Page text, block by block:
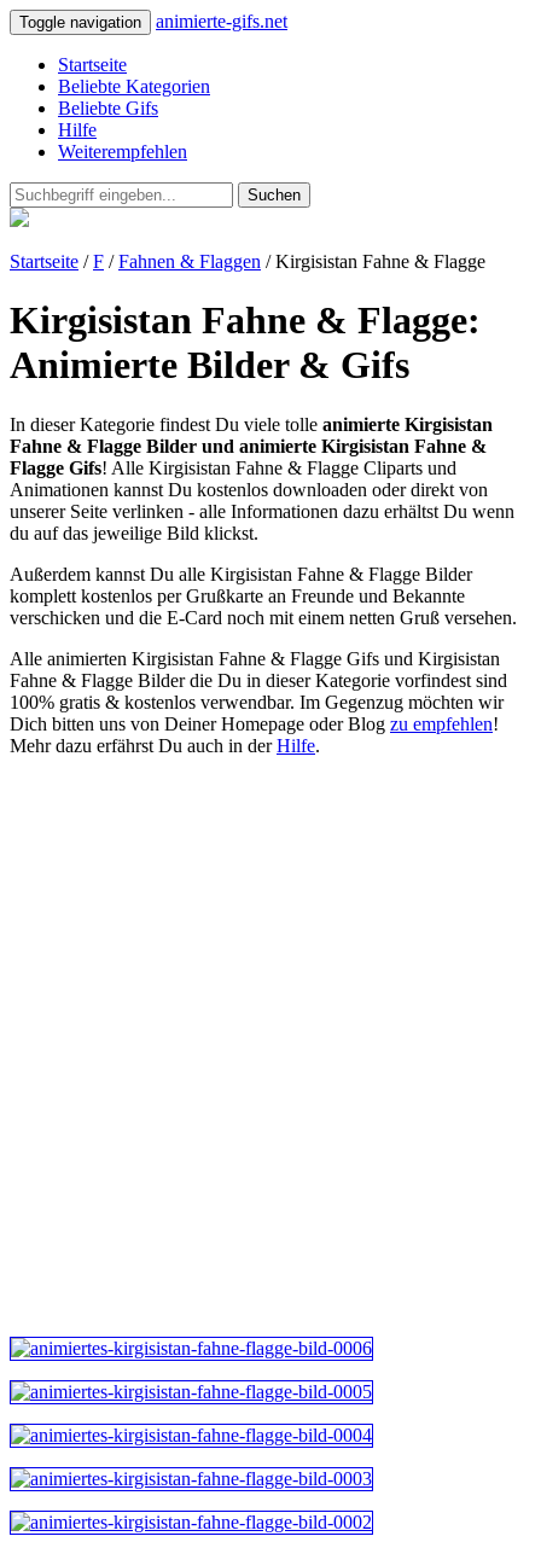
Toggle navigation animierte-gifs.net
Startseite
Beliebte Kategorien
Beliebte Gifs
Hilfe
Weiterempfehlen
Suchen
Startseite /F /Fahnen & Flaggen / Kirgisistan Fahne & Flagge
Kirgisistan Fahne & Flagge:
Animierte Bilder & Gifs
In dieser Kategorie findest Du viele tolle animierte Kirgisistan
Fahne & Flagge Bilder und animierte Kirgisistan Fahne &
Flagge Gifs! Alle Kirgisistan Fahne & Flagge Cliparts und
Animationen kannst Du kostenlos downloaden oder direkt von
unserer Seite verlinken - alle Informationen dazu erhältst Du wenn
du auf das jeweilige Bild klickst.
Außerdem kannst Du alle Kirgisistan Fahne & Flagge Bilder
komplett kostenlos per Grußkarte an Freunde und Bekannte
verschicken und die E-Card noch mit einem netten Gruß versehen.
Alle animierten Kirgisistan Fahne & Flagge Gifs und Kirgisistan
Fahne & Flagge Bilder die Du in dieser Kategorie vorfindest sind
100% gratis & kostenlos verwendbar. Im Gegenzug möchten wir
Dich bitten uns von Deiner Homepage oder Blog zu empfehlen!
Mehr dazu erfährst Du auch in derHilfe.